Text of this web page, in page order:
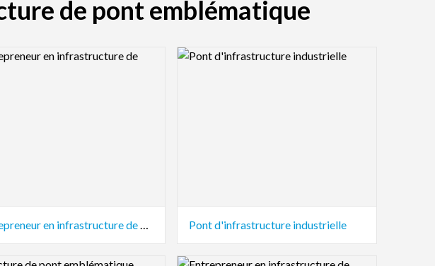
de pont emblématique
Image
Entrepreneur en infrastructure de ponts
Logo Preview Image
Pont d'infrastructure industrielle